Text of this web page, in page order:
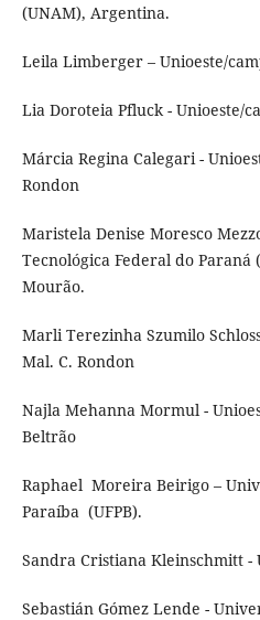
(UNAM), Argentina.
Leila Limberger – Unioeste/
Lia Doroteia Pfluck - Unioeste/
Márcia Regina Calegari -
Rondon
Maristela Denise Moresco
Tecnológica Federal do Paraná
Mourão.
Marli Terezinha Szumilo
Mal. C. Rondon
Najla Mehanna Mormul -
Beltrão
Raphael Moreira Beirigo –
Paraíba (UFPB).
Sandra Cristiana Kleinschmitt -
Sebastián Gómez Lende -